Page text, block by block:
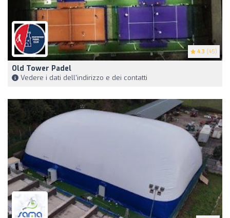
4.3 (45)
Old Tower Padel
Vedere i dati dell'indirizzo e dei contatti